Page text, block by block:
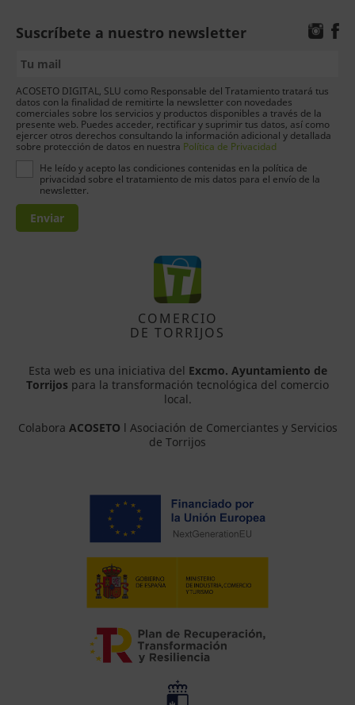
Suscríbete a nuestro newsletter
ACOSETO DIGITAL, SLU como Responsable del Tratamiento tratará tus
datos con la finalidad de remitirte la newsletter con novedades
comerciales sobre los servicios y productos disponibles a través de la
presente web. Puedes acceder, rectificar y suprimir tus datos, así como
ejercer otros derechos consultando la información adicional y detallada
sobre protección de datos en nuestra Política de Privacidad
He leído y acepto las condiciones contenidas en la política de
privacidad sobre el tratamiento de mis datos para el envío de la
newsletter.
Enviar
COMERCIO
DE TORRIJOS
Esta web es una iniciativa del Excmo. Ayuntamiento de
Torrijos para la transformación tecnológica del comercio
local.
Colabora ACOSETO l Asociación de Comerciantes y Servicios
de Torrijos